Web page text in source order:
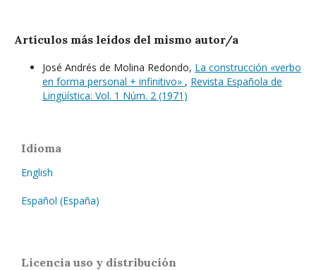
Artículos más leídos del mismo autor/a
José Andrés de Molina Redondo, La construcción «verbo
en forma personal + infinitivo» , Revista Española de
Lingüística: Vol. 1 Núm. 2 (1971)
Idioma
English
Español (España)
Licencia uso y distribución